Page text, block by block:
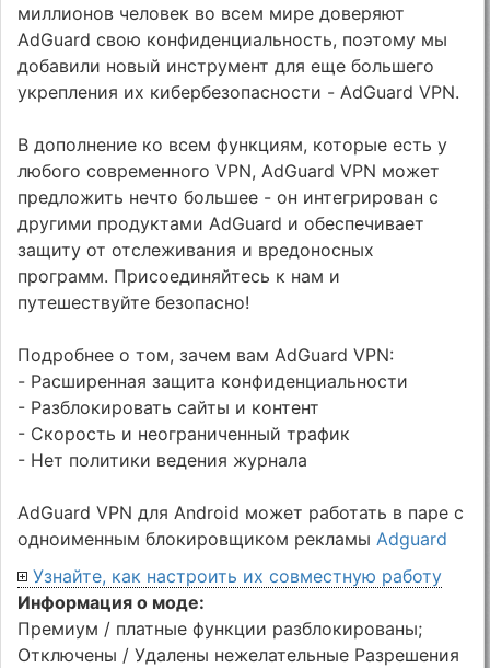
миллионов человек во всем мире доверяют
AdGuard свою конфиденциальность, поэтому мы
добавили новый инструмент для еще большего
укрепления их кибербезопасности - AdGuard VPN.
В дополнение ко всем функциям, которые есть у
любого современного VPN, AdGuard VPN может
предложить нечто большее - он интегрирован с
другими продуктами AdGuard и обеспечивает
защиту от отслеживания и вредоносных
программ. Присоединяйтесь к нам и
путешествуйте безопасно!
Подробнее о том, зачем вам AdGuard VPN:
- Расширенная защита конфиденциальности
- Разблокировать сайты и контент
- Скорость и неограниченный трафик
- Нет политики ведения журнала
AdGuard VPN для Android может работать в паре с
одноименным блокировщиком рекламы Adguard
Узнайте, как настроить их совместную работу
Информация о моде:
Премиум / платные функции разблокированы;
Отключены / Удалены нежелательные Разрешения